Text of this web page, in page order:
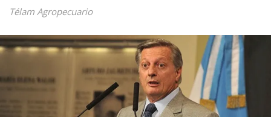
Télam Agropecuario